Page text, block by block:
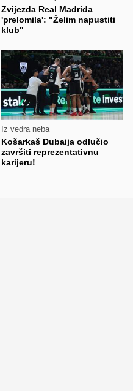
Zvijezda Real Madrida
'prelomila': "Želim napustiti
klub"
Iz vedra neba
Košarkaš Dubaija odlučio
završiti reprezentativnu
karijeru!